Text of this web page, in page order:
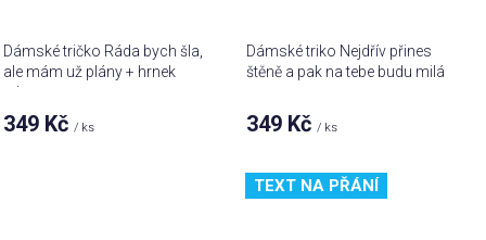
Dámské tričko Ráda bych šla,
ale mám už plány + hrnek
zdarma
349 Kč / ks
Dámské triko Nejdřív přines
štěně a pak na tebe budu milá
349 Kč / ks
TEXT NA PŘÁNÍ